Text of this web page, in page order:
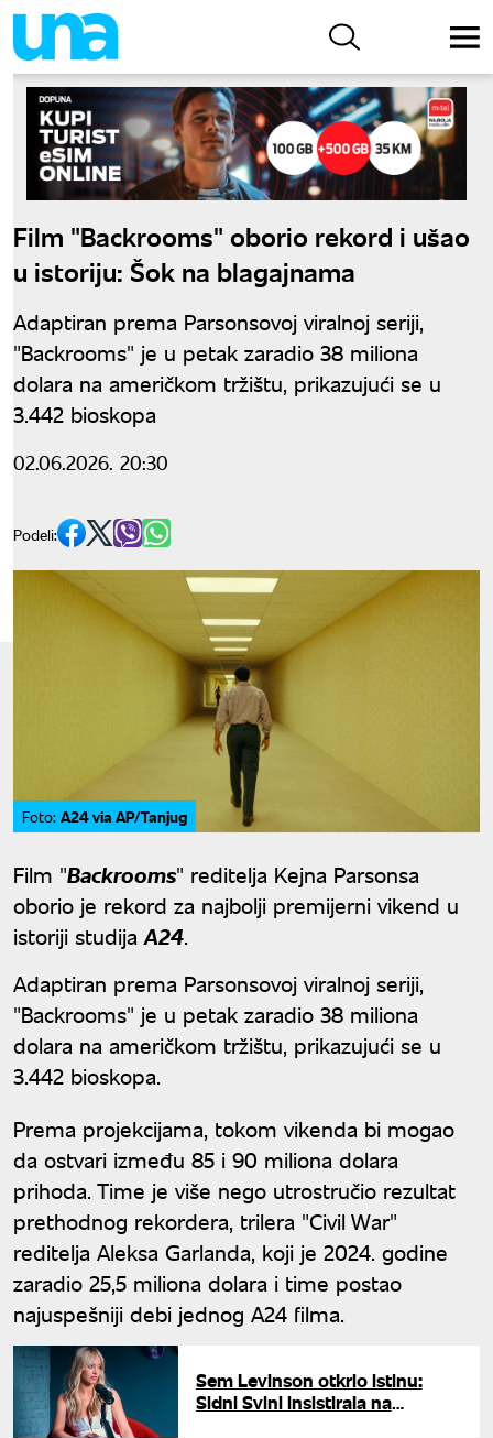
Film "Backrooms" oborio rekord i ušao
u istoriju: Šok na blagajnama
Adaptiran prema Parsonsovoj viralnoj seriji,
"Backrooms" je u petak zaradio 38 miliona
dolara na američkom tržištu, prikazujući se u
3.442 bioskopa
02.06.2026. 20:30
Podeli:
Foto: A24 via AP/Tanjug
Film "Backrooms" reditelja Kejna Parsonsa
oborio je rekord za najbolji premijerni vikend u
istoriji studija A24.
Adaptiran prema Parsonsovoj viralnoj seriji,
"Backrooms" je u petak zaradio 38 miliona
dolara na američkom tržištu, prikazujući se u
3.442 bioskopa.
Prema projekcijama, tokom vikenda bi mogao
da ostvari između 85 i 90 miliona dolara
prihoda. Time je više nego utrostručio rezultat
prethodnog rekordera, trilera "Civil War"
reditelja Aleksa Garlanda, koji je 2024. godine
zaradio 25,5 miliona dolara i time postao
najuspešniji debi jednog A24 filma.
Sem Levinson otkrio istinu:
Sidni Svini insistirala na